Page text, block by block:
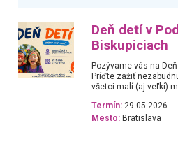
Deň detí v
Biskupiciach
Pozývame vás na
Príďte zažiť
všetci malí (aj veľkí)
Termín: 29.05.2026
Mesto: Bratislava